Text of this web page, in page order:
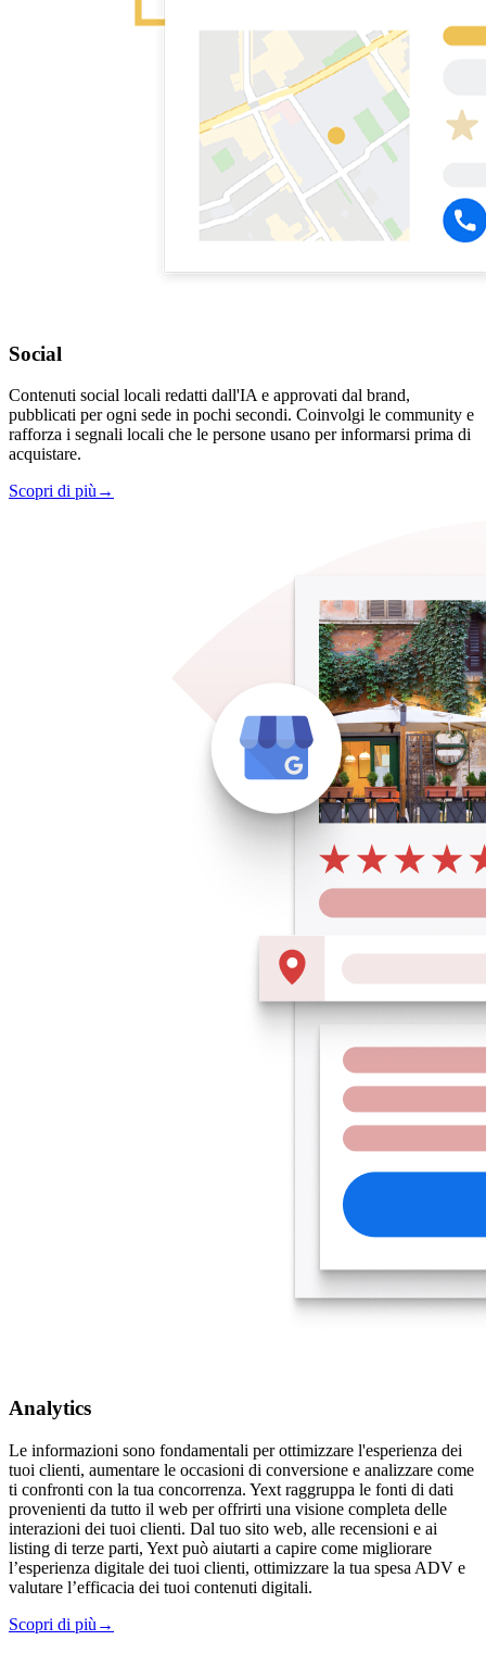
Social
Contenuti social locali redatti dall'IA e approvati dal brand,
pubblicati per ogni sede in pochi secondi. Coinvolgi le community e
rafforza i segnali locali che le persone usano per informarsi prima di
acquistare.
Scopri di più→
Analytics
Le informazioni sono fondamentali per ottimizzare l'esperienza dei
tuoi clienti, aumentare le occasioni di conversione e analizzare come
ti confronti con la tua concorrenza. Yext raggruppa le fonti di dati
provenienti da tutto il web per offrirti una visione completa delle
interazioni dei tuoi clienti. Dal tuo sito web, alle recensioni e ai
listing di terze parti, Yext può aiutarti a capire come migliorare
l’esperienza digitale dei tuoi clienti, ottimizzare la tua spesa ADV e
valutare l’efficacia dei tuoi contenuti digitali.
Scopri di più →